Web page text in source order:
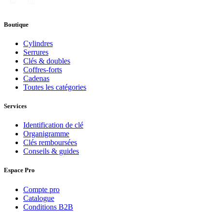
Boutique
Cylindres
Serrures
Clés & doubles
Coffres-forts
Cadenas
Toutes les catégories
Services
Identification de clé
Organigramme
Clés remboursées
Conseils & guides
Espace Pro
Compte pro
Catalogue
Conditions B2B